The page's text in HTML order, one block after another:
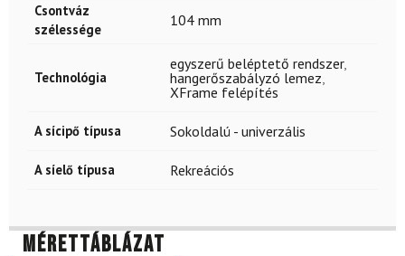
Csontváz
szélessége
104 mm
Technológia
egyszerű beléptető rendszer,
hangerőszabályzó lemez
XFrame felépítés
A sícipő típusa Sokoldalú - univerzális
A síelő típusa Rekreációs
Mérettáblázat